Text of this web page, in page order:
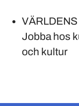
Jobba hos
och kultur